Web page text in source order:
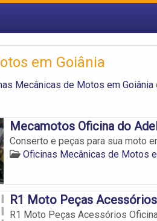
em Goiânia
Mecânicas de Motos em Goiânia
Mecamotos Oficina do
Conserto e peças para sua moto
Oficinas Mecânicas de Motos
R1 Moto Peças
R1 Moto Peças Acessórios